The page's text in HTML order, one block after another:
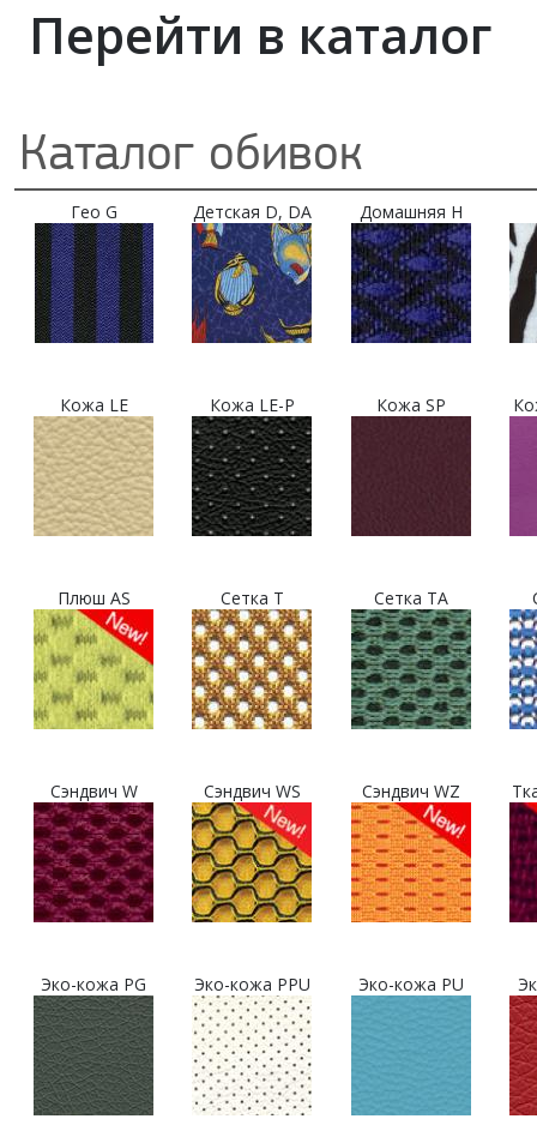
Перейти в каталог
Каталог обивок
Гео G Детская D, DA Домашняя H
Кожа LE Кожа LE-P Кожа SP
Плюш AS Сетка T Сетка TA
Сэндвич W Сэндвич WS Сэндвич WZ
Эко-кожа PG Эко-кожа PPU Эко-кожа PU